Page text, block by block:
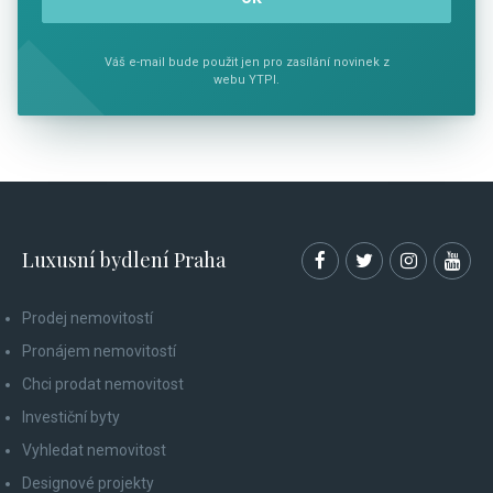
Váš e-mail bude použit jen pro zasílání novinek z
webu YTPI.
Luxusní bydlení Praha
Prodej nemovitostí
Pronájem nemovitostí
Chci prodat nemovitost
Investiční byty
Vyhledat nemovitost
Designové projekty